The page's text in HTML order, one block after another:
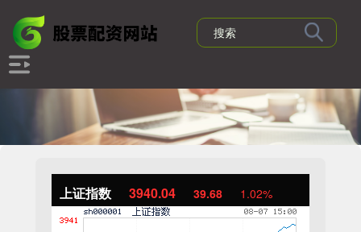
上证指数 3940.04 39.68 1.02%